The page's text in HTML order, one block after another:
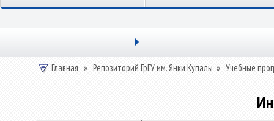
Главная » Репозиторий ГрГУ им. Янки Купалы » Учебные